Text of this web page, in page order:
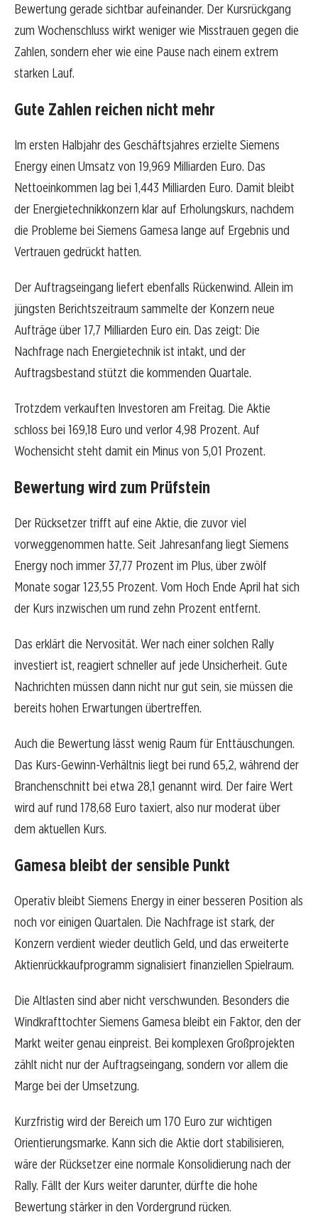
Bewertung gerade sichtbar aufeinander. Der Kursrückgang
zum Wochenschluss wirkt weniger wie Misstrauen gegen die
Zahlen, sondern eher wie eine Pause nach einem extrem
starken Lauf.
Gute Zahlen reichen nicht mehr
Im ersten Halbjahr des Geschäftsjahres erzielte Siemens
Energy einen Umsatz von 19,969 Milliarden Euro. Das
Nettoeinkommen lag bei 1,443 Milliarden Euro. Damit bleibt
der Energietechnikkonzern klar auf Erholungskurs, nachdem
die Probleme bei Siemens Gamesa lange auf Ergebnis und
Vertrauen gedrückt hatten.
Der Auftragseingang liefert ebenfalls Rückenwind. Allein im
jüngsten Berichtszeitraum sammelte der Konzern neue
Aufträge über 17,7 Milliarden Euro ein. Das zeigt: Die
Nachfrage nach Energietechnik ist intakt, und der
Auftragsbestand stützt die kommenden Quartale.
Trotzdem verkauften Investoren am Freitag. Die Aktie
schloss bei 169,18 Euro und verlor 4,98 Prozent. Auf
Wochensicht steht damit ein Minus von 5,01 Prozent.
Bewertung wird zum Prüfstein
Der Rücksetzer trifft auf eine Aktie, die zuvor viel
vorweggenommen hatte. Seit Jahresanfang liegt Siemens
Energy noch immer 37,77 Prozent im Plus, über zwölf
Monate sogar 123,55 Prozent. Vom Hoch Ende April hat sich
der Kurs inzwischen um rund zehn Prozent entfernt.
Das erklärt die Nervosität. Wer nach einer solchen Rally
investiert ist, reagiert schneller auf jede Unsicherheit. Gute
Nachrichten müssen dann nicht nur gut sein, sie müssen die
bereits hohen Erwartungen übertreffen.
Auch die Bewertung lässt wenig Raum für Enttäuschungen.
Das Kurs-Gewinn-Verhältnis liegt bei rund 65,2, während der
Branchenschnitt bei etwa 28,1 genannt wird. Der faire Wert
wird auf rund 178,68 Euro taxiert, also nur moderat über
dem aktuellen Kurs.
Gamesa bleibt der sensible Punkt
Operativ bleibt Siemens Energy in einer besseren Position als
noch vor einigen Quartalen. Die Nachfrage ist stark, der
Konzern verdient wieder deutlich Geld, und das erweiterte
Aktienrückkaufprogramm signalisiert finanziellen Spielraum.
Die Altlasten sind aber nicht verschwunden. Besonders die
Windkrafttochter Siemens Gamesa bleibt ein Faktor, den der
Markt weiter genau einpreist. Bei komplexen Großprojekten
zählt nicht nur der Auftragseingang, sondern vor allem die
Marge bei der Umsetzung.
Kurzfristig wird der Bereich um 170 Euro zur wichtigen
Orientierungsmarke. Kann sich die Aktie dort stabilisieren,
wäre der Rücksetzer eine normale Konsolidierung nach der
Rally. Fällt der Kurs weiter darunter, dürfte die hohe
Bewertung stärker in den Vordergrund rücken.